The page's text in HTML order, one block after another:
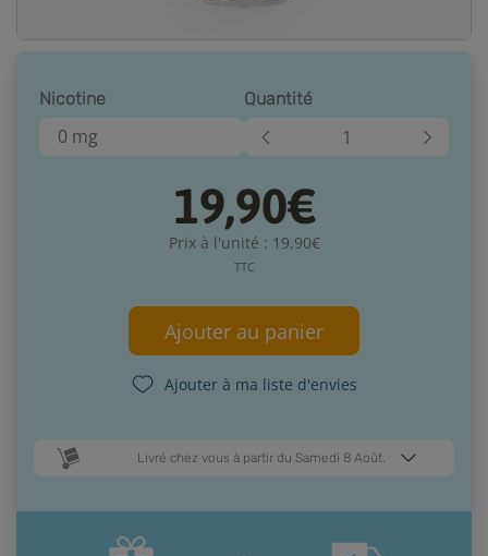
Nicotine
0 mg
Quantité
19,90€
Prix à l'unité : 19,90€
TTC
Ajouter au panier
Ajouter à ma liste d'envies
Livré chez vous à partir du Samedi 8 Août.